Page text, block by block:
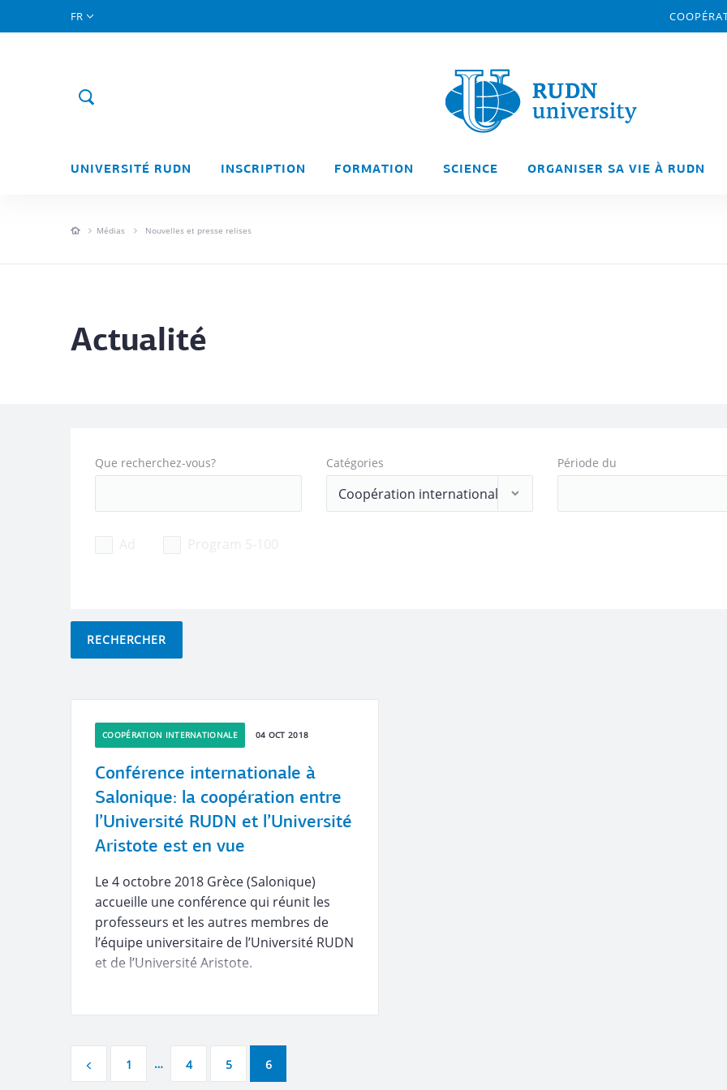
FR
UNIVERSITÉ RUDN INSCRIPTION FORMATION SCIENCE ORGANISER SA VIE À RUDN
Médias Nouvelles et presse relises
Actualité
Que recherchez-vous? Catégories Période du
RECHERCHER
COOPÉRATION INTERNATIONALE 04 OCT 2018
Conférence internationale à
Salonique: la coopération entre
l’Université RUDN et l’Université
Aristote est en vue
Le 4 octobre 2018 Grèce (Salonique)
accueille une conférence qui réunit les
professeurs et les autres membres de
l’équipe universitaire de l’Université RUDN
et de l’Université Aristote.
1 … 4 5 6